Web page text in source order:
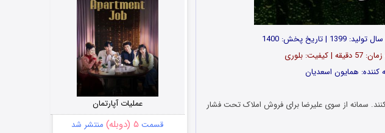
| تاریخ پخش: 1400
سمانه از سوی علیرضا برای فروش املاک تحت فشار
عملیات آپارتمان
قسمت ۵ (دوبله) منتشر شد